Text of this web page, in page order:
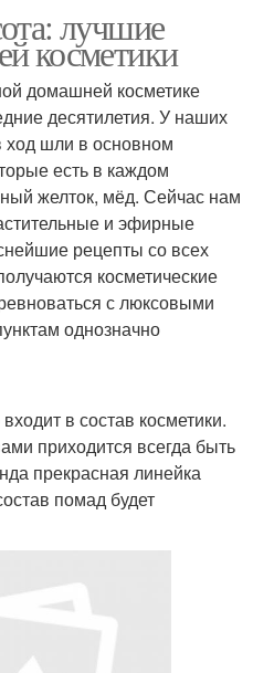
лучшие
косметики
домашней косметике
десятилетия. У наших
шли в основном
есть в каждом
желток, мёд. Сейчас нам
и эфирные
рецепты со всех
косметические
с люксовыми
однозначно
в состав косметики.
приходится всегда быть
прекрасная линейка
помад будет